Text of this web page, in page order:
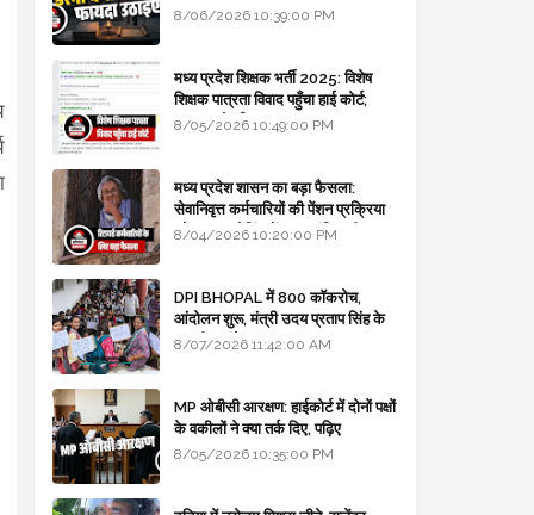
8/06/2026 10:39:00 PM
मध्य प्रदेश शिक्षक भर्ती 2025: विशेष
शिक्षक पात्रता विवाद पहुँचा हाई कोर्ट;
सरकार से माँगा जवाब
8/05/2026 10:49:00 PM
मध्य प्रदेश शासन का बड़ा फैसला:
सेवानिवृत्त कर्मचारियों की पेंशन प्रक्रिया
और बजट कोडिंग में हुए क्रांतिकारी
8/04/2026 10:20:00 PM
DPI BHOPAL में 800 कॉकरोच,
आंदोलन शुरू, मंत्री उदय प्रताप सिंह के
घर भी जाएंगे
8/07/2026 11:42:00 AM
MP ओबीसी आरक्षण: हाईकोर्ट में दोनों पक्षों
के वकीलों ने क्या तर्क दिए, पढ़िए
8/05/2026 10:35:00 PM